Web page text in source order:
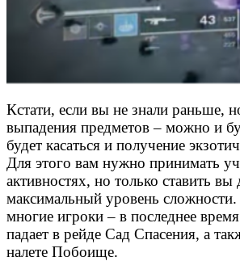
Кстати, если вы не знали раньше,
выпадения предметов – можно и
будет касаться и получение
Для этого вам нужно принимать
активностях, но только ставить
максимальный уровень
многие игроки – в последнее
падает в рейде Сад Спасения, а
налете Побоище.